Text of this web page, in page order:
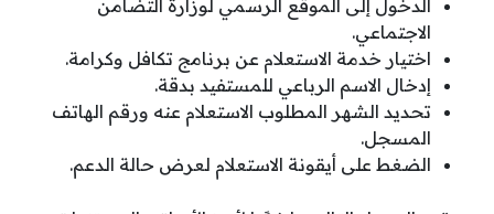
الدخول إلى الموقع الرسمي لوزارة التضامن
الاجتماعي.
اختيار خدمة الاستعلام عن برنامج تكافل وكرامة.
إدخال الاسم الرباعي للمستفيد بدقة.
تحديد الشهر المطلوب الاستعلام عنه ورقم الهاتف
المسجل.
الضغط على أيقونة الاستعلام لعرض حالة الدعم.